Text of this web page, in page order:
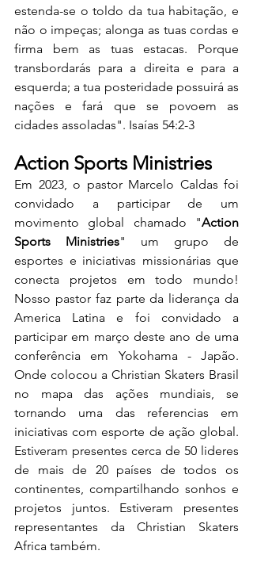
estenda-se o toldo da tua habitação, e
não o impeças; alonga as tuas cordas e
firma bem as tuas estacas. Porque
transbordarás para a direita e para a
esquerda; a tua posteridade possuirá as
nações e fará que se povoem as
cidades assoladas". Isaías 54:2-3
Action Sports Ministries
Em 2023, o pastor Marcelo Caldas foi
convidado a participar de um
movimento global chamado "Action
Sports Ministries" um grupo de
esportes e iniciativas missionárias que
conecta projetos em todo mundo!
Nosso pastor faz parte da liderança da
America Latina e foi convidado a
participar em março deste ano de uma
conferência em Yokohama - Japão.
Onde colocou a Christian Skaters Brasil
no mapa das ações mundiais, se
tornando uma das referencias em
iniciativas com esporte de ação global.
Estiveram presentes cerca de 50 lideres
de mais de 20 países de todos os
continentes, compartilhando sonhos e
projetos juntos. Estiveram presentes
representantes da Christian Skaters
Africa também.